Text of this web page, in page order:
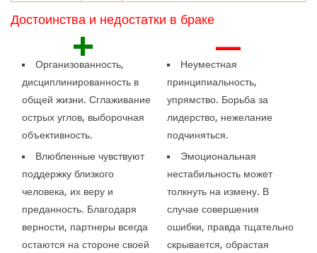
Достоинства и недостатки в браке
+
Организованность,
дисциплинированность в
общей жизни. Сглаживание
острых углов, выборочная
объективность.
Влюбленные чувствуют
поддержку близкого
человека, их веру и
преданность. Благодаря
верности, партнеры всегда
остаются на стороне своей
—
Неуместная
принципиальность,
упрямство. Борьба за
лидерство, нежелание
подчиняться.
Эмоциональная
нестабильность может
толкнуть на измену. В
случае совершения
ошибки, правда тщательно
скрывается, обрастая